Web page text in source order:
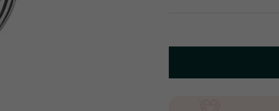
Napíšte iniciály/text